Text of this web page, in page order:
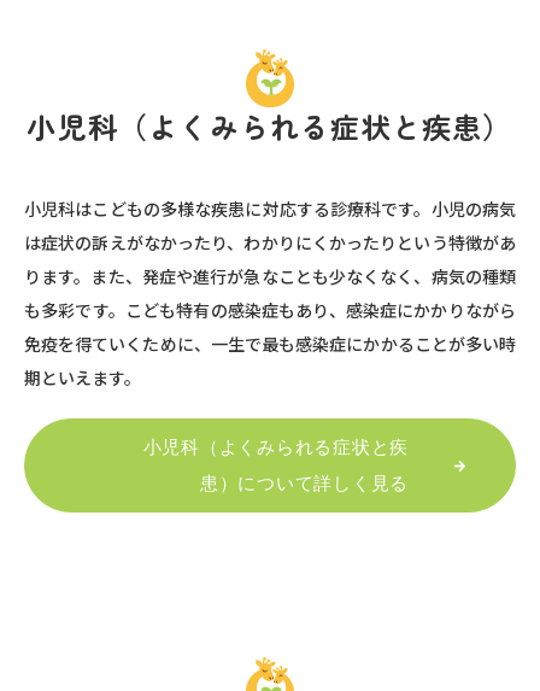
小児科（よくみられる症状と疾患）
小児科はこどもの多様な疾患に対応する診療科です。小児の病気
は症状の訴えがなかったり、わかりにくかったりという特徴があ
ります。また、発症や進行が急なことも少なくなく、病気の種類
も多彩です。こども特有の感染症もあり、感染症にかかりながら
免疫を得ていくために、一生で最も感染症にかかることが多い時
期といえます。
小児科（よくみられる症状と疾
患）について詳しく見る